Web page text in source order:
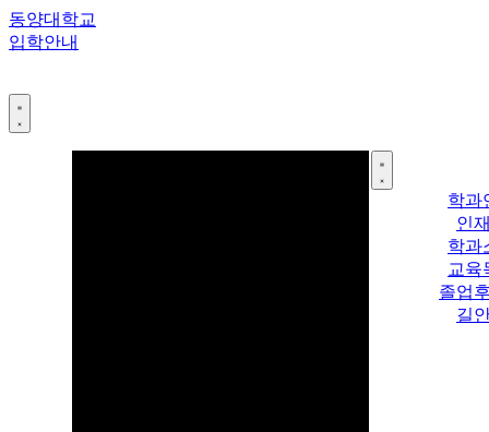
콘
텐
건
너
동양대학교
입학안내
학과
인
학과
교육
졸업
길